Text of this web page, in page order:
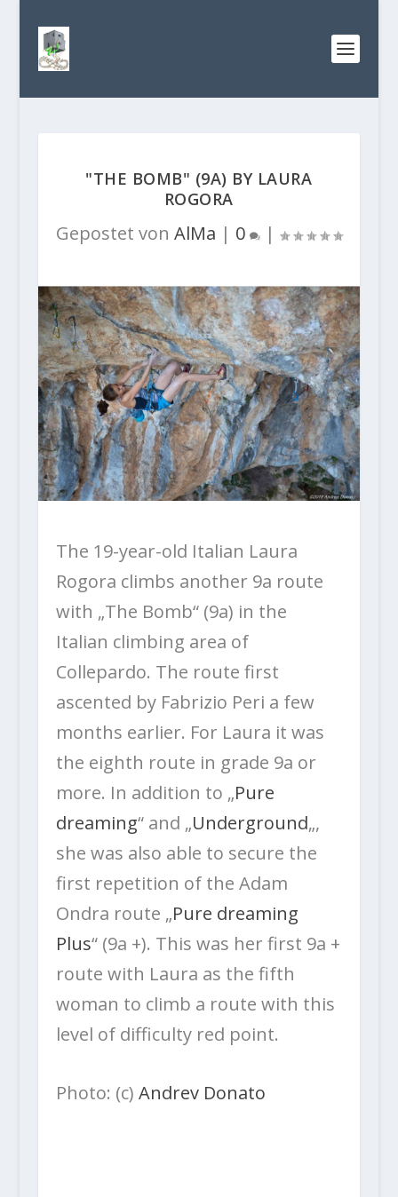
"THE BOMB" (9A) BY LAURA
ROGORA
Gepostet von AlMa | 0 |
The 19-year-old Italian Laura
Rogora climbs another 9a route
with „The Bomb“ (9a) in the
Italian climbing area of ​​
Collepardo. The route first
ascented by Fabrizio Peri a few
months earlier. For Laura it was
the eighth route in grade 9a or
more. In addition to „Pure
dreaming“ and „Underground„,
she was also able to secure the
first repetition of the Adam
Ondra route „Pure dreaming
Plus“ (9a +). This was her first 9a +
route with Laura as the fifth
woman to climb a route with this
level of difficulty red point.
Photo: (c) Andrev Donato